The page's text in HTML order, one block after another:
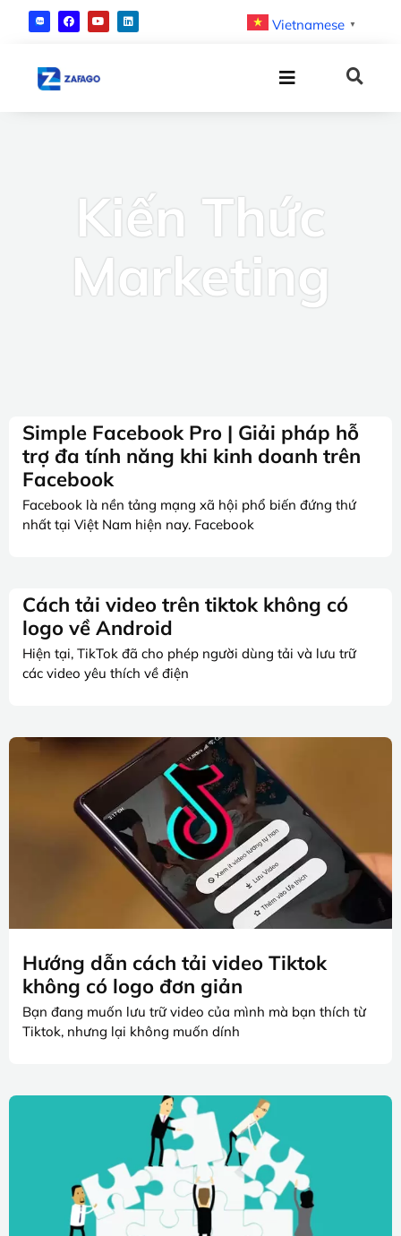
Vietnamese ▼
Kiến Thức
Marketing
Simple Facebook Pro | Giải pháp hỗ
trợ đa tính năng khi kinh doanh trên
Facebook
Facebook là nền tảng mạng xã hội phổ biến đứng thứ
nhất tại Việt Nam hiện nay. Facebook
Cách tải video trên tiktok không có
logo về Android
Hiện tại, TikTok đã cho phép người dùng tải và lưu trữ
các video yêu thích về điện
Hướng dẫn cách tải video Tiktok
không có logo đơn giản
Bạn đang muốn lưu trữ video của mình mà bạn thích từ
Tiktok, nhưng lại không muốn dính